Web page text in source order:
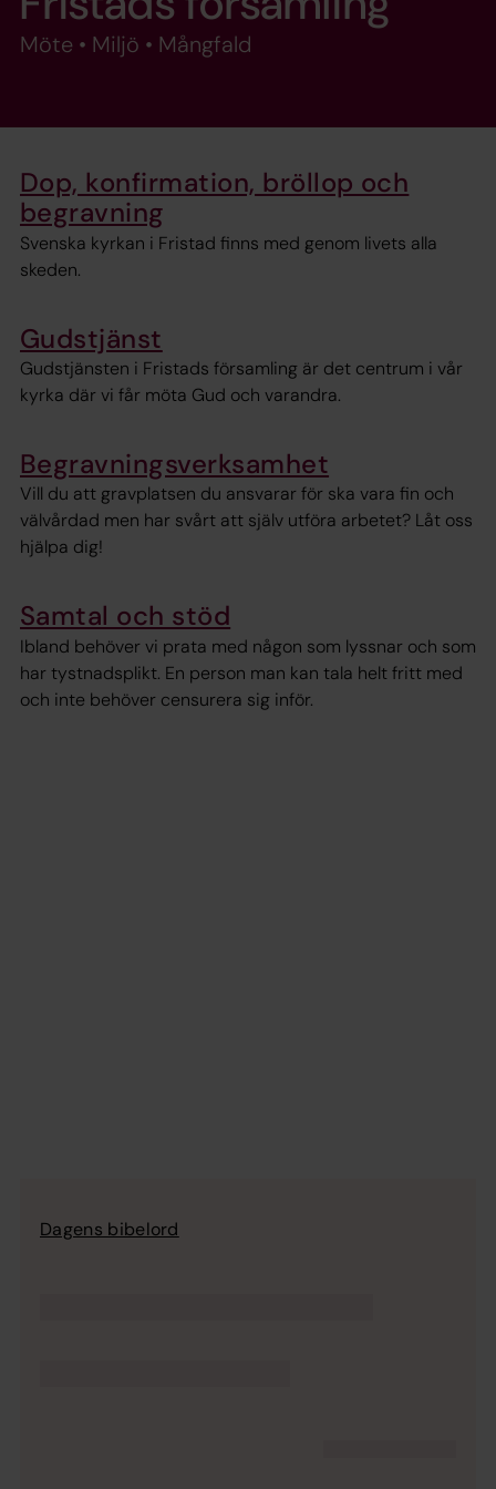
Möte • Miljö • Mångfald
Dop, konfirmation, bröllop och
begravning
Svenska kyrkan i Fristad finns med genom livets alla
skeden.
Gudstjänst
Gudstjänsten i Fristads församling är det centrum i vår
kyrka där vi får möta Gud och varandra.
Begravningsverksamhet
Vill du att gravplatsen du ansvarar för ska vara fin och
välvårdad men har svårt att själv utföra arbetet? Låt oss
hjälpa dig!
Samtal och stöd
Ibland behöver vi prata med någon som lyssnar och som
har tystnadsplikt. En person man kan tala helt fritt med
och inte behöver censurera sig inför.
Dagens bibelord